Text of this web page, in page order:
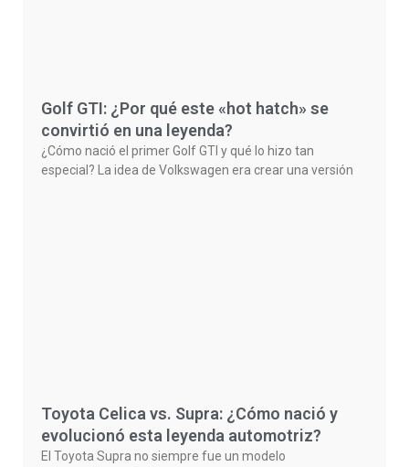
Golf GTI: ¿Por qué este «hot hatch» se
convirtió en una leyenda?
¿Cómo nació el primer Golf GTI y qué lo hizo tan
especial? La idea de Volkswagen era crear una versión
Toyota Celica vs. Supra: ¿Cómo nació y
evolucionó esta leyenda automotriz?
El Toyota Supra no siempre fue un modelo